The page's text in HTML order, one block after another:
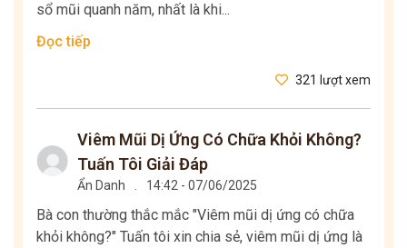
sổ mũi quanh năm, nhất là khi...
Đọc tiếp
321 lượt xem
Viêm Mũi Dị Ứng Có Chữa Khỏi Không?
Tuấn Tôi Giải Đáp
Ẩn Danh . 14:42 - 07/06/2025
Bà con thường thắc mắc "Viêm mũi dị ứng có chữa
khỏi không?" Tuấn tôi xin chia sẻ, viêm mũi dị ứng là